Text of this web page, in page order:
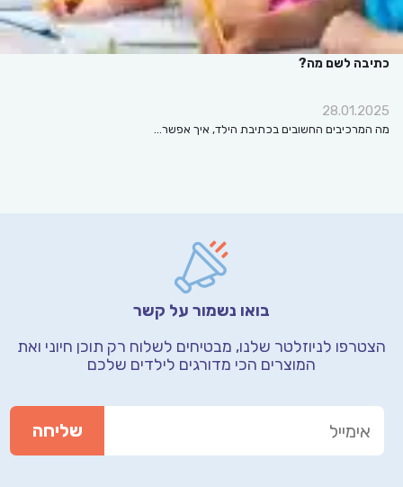
כתיבה לשם מה?
28.01.2025
מה המרכיבים החשובים בכתיבת הילד, איך אפשר…
בואו נשמור על קשר
הצטרפו לניוזלטר שלנו, מבטיחים לשלוח רק תוכן חיוני ואת
המוצרים הכי מדורגים לילדים שלכם